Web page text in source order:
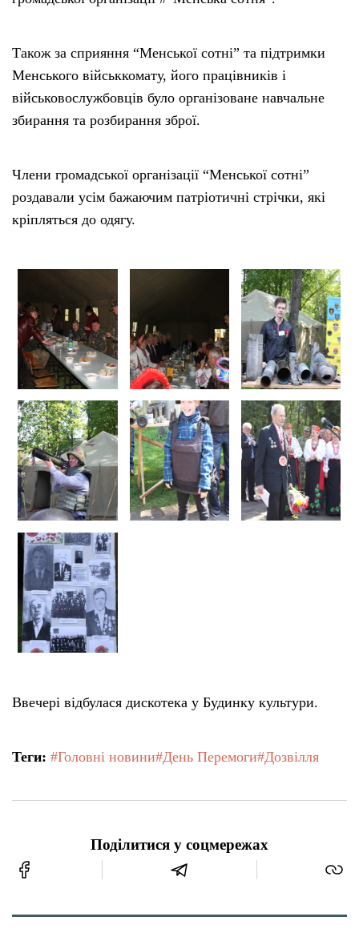
Також за сприяння “Менської сотні” та підтримки
Менського військкомату, його працівників і
військовослужбовців було організоване навчальне
збирання та розбирання зброї.
Члени громадської організації “Менської сотні”
роздавали усім бажаючим патріотичні стрічки, які
кріпляться до одягу.
Ввечері відбулася дискотека у Будинку культури.
Теги: #Головні новини#День Перемоги#Дозвілля
Поділитися у соцмережах